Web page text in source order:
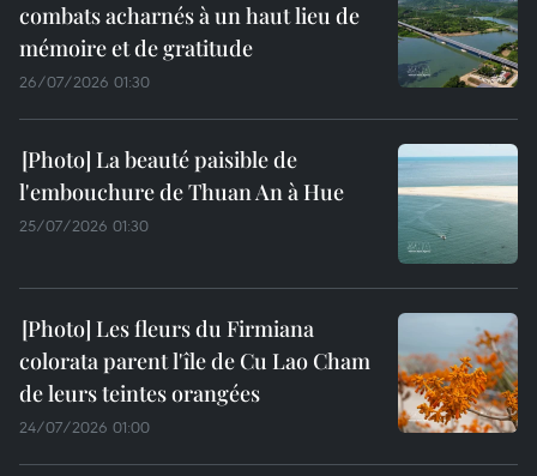
combats acharnés à un haut lieu de
mémoire et de gratitude
26/07/2026 01:30
La beauté paisible de
l'embouchure de Thuan An à Hue
25/07/2026 01:30
Les fleurs du Firmiana
colorata parent l'île de Cu Lao Cham
de leurs teintes orangées
24/07/2026 01:00